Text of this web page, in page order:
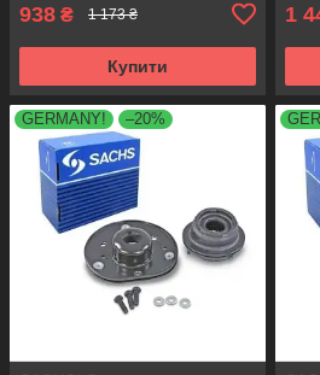
938 ₴ 1 173 ₴
Купити
1
GERMANY! –20%